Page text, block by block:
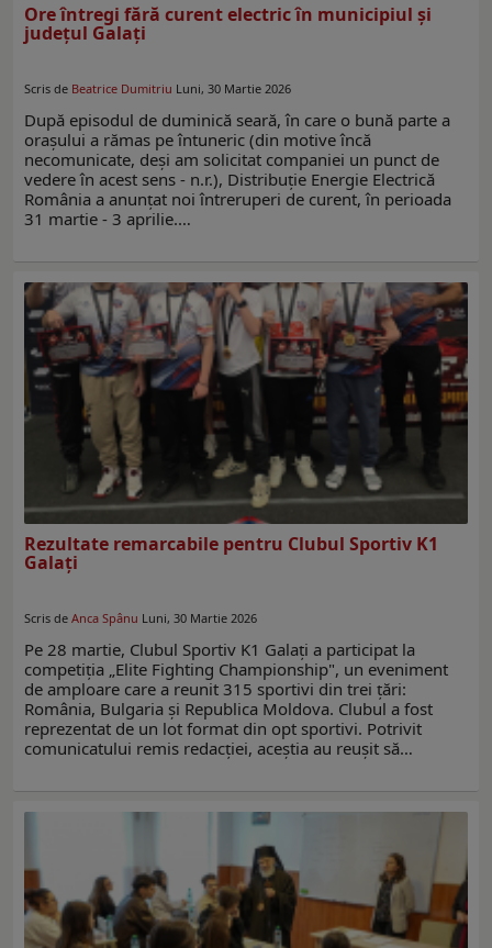
Ore întregi fără curent electric în municipiul și
județul Galaţi
Scris de Beatrice Dumitriu Luni, 30 Martie 2026
După episodul de duminică seară, în care o bună parte a
orașului a rămas pe întuneric (din motive încă
necomunicate, deşi am solicitat companiei un punct de
vedere în acest sens - n.r.), Distribuție Energie Electrică
România a anunțat noi întreruperi de curent, în perioada
31 martie - 3 aprilie.…
Rezultate remarcabile pentru Clubul Sportiv K1
Galați
Scris de Anca Spânu Luni, 30 Martie 2026
Pe 28 martie, Clubul Sportiv K1 Galați a participat la
competiția „Elite Fighting Championship", un eveniment
de amploare care a reunit 315 sportivi din trei țări:
România, Bulgaria și Republica Moldova. Clubul a fost
reprezentat de un lot format din opt sportivi. Potrivit
comunicatului remis redacției, aceștia au reușit să…